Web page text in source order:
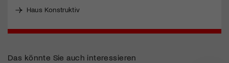
Haus Konstruktiv
Das könnte Sie auch interessieren